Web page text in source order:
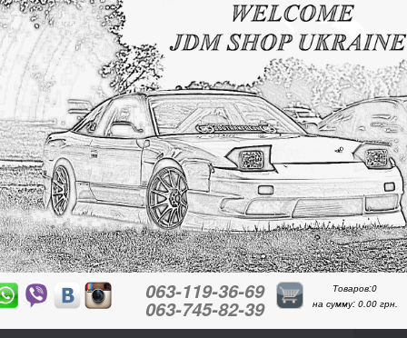
Товаров:0
на сумму: 0.00 грн.
063-119-36-69
063-745-82-39